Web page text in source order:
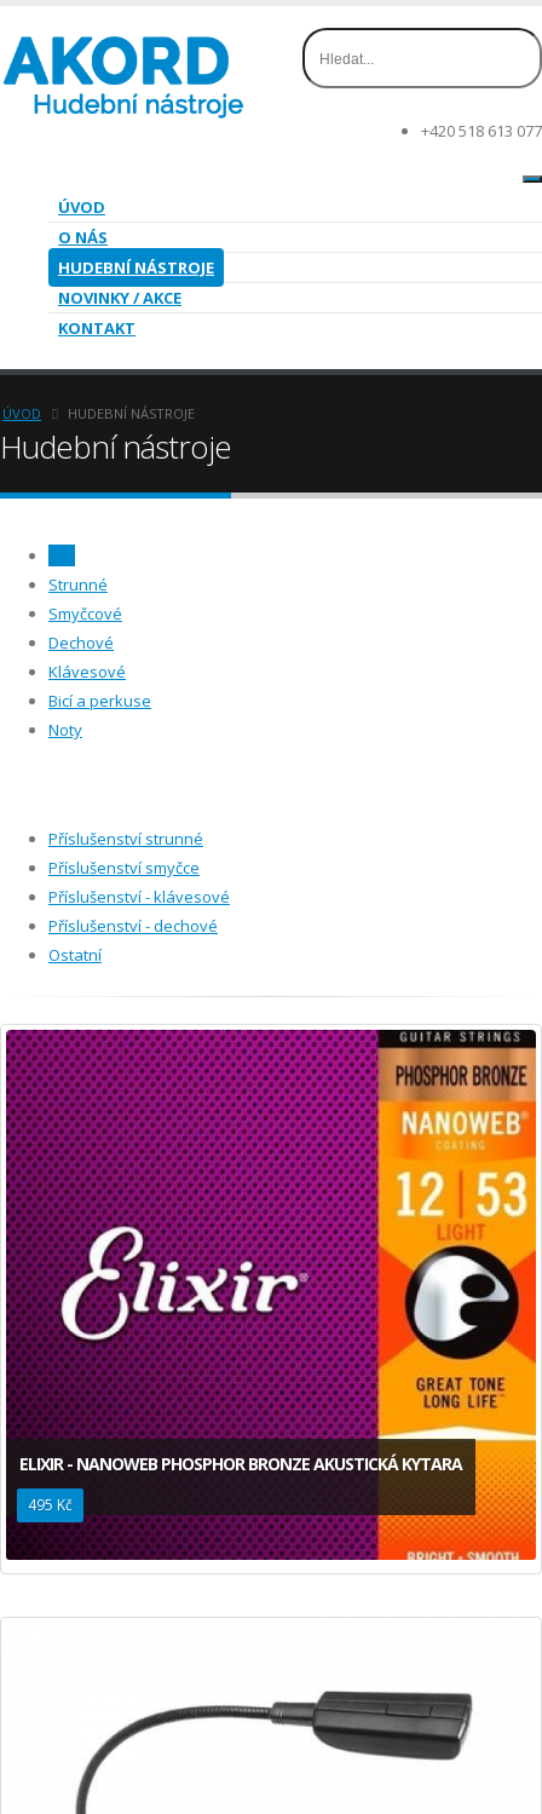
+420 518 613 077
ÚVOD
O NÁS
HUDEBNÍ NÁSTROJE
NOVINKY / AKCE
KONTAKT
ÚVOD HUDEBNÍ NÁSTROJE
Hudební nástroje
Strunné
Smyčcové
Dechové
Klávesové
Bicí a perkuse
Noty
Příslušenství strunné
Příslušenství smyčce
Příslušenství - klávesové
Příslušenství - dechové
Ostatní
ELIXIR - NANOWEB PHOSPHOR BRONZE AKUSTICKÁ KYTARA
495 Kč